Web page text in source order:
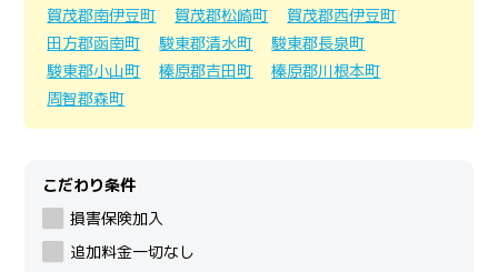
賀茂郡南伊豆町
賀茂郡松崎町
賀茂郡西伊豆町
田方郡函南町
駿東郡清水町
駿東郡長泉町
駿東郡小山町
榛原郡吉田町
榛原郡川根本町
周智郡森町
こだわり条件
損害保険加入
追加料金一切なし